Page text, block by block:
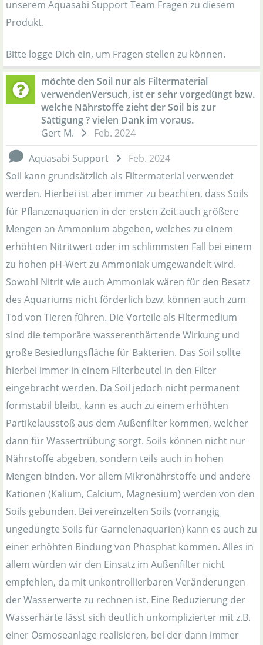
unserem Aquasabi Support Team Fragen zu diesem
Produkt.
Bitte logge Dich ein, um Fragen stellen zu können.
möchte den Soil nur als Filtermaterial
verwendenVersuch, ist er sehr vorgedüngt bzw.
welche Nährstoffe zieht der Soil bis zur
Sättigung ? vielen Dank im voraus.
Gert M.
Feb. 2024
Aquasabi Support
Feb. 2024
Soil kann grundsätzlich als Filtermaterial verwendet
werden. Hierbei ist aber immer zu beachten, dass Soils
für Pflanzenaquarien in der ersten Zeit auch größere
Mengen an Ammonium abgeben, welches zu einem
erhöhten Nitritwert oder im schlimmsten Fall bei einem
zu hohen pH-Wert zu Ammoniak umgewandelt wird.
Sowohl Nitrit wie auch Ammoniak wären für den Besatz
des Aquariums nicht förderlich bzw. können auch zum
Tod von Tieren führen. Die Vorteile als Filtermedium
sind die temporäre wasserenthärtende Wirkung und
große Besiedlungsfläche für Bakterien. Das Soil sollte
hierbei immer in einem Filterbeutel in den Filter
eingebracht werden. Da Soil jedoch nicht permanent
formstabil bleibt, kann es auch zu einem erhöhten
Partikelausstoß aus dem Außenfilter kommen, welcher
dann für Wassertrübung sorgt. Soils können nicht nur
Nährstoffe abgeben, sondern teils auch in hohen
Mengen binden. Vor allem Mikronährstoffe und andere
Kationen (Kalium, Calcium, Magnesium) werden von den
Soils gebunden. Bei vereinzelten Soils (vorrangig
ungedüngte Soils für Garnelenaquarien) kann es auch zu
einer erhöhten Bindung von Phosphat kommen. Alles in
allem würden wir den Einsatz im Außenfilter nicht
empfehlen, da mit unkontrollierbaren Veränderungen
der Wasserwerte zu rechnen ist. Eine Reduzierung der
Wasserhärte lässt sich deutlich unkomplizierter mit z.B.
einer Osmoseanlage realisieren, bei der dann immer